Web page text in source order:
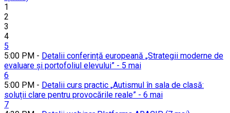
1
2
3
4
5
5:00 PM - Detalii conferință europeană „Strategii moderne de
evaluare și portofoliul elevului” - 5 mai
6
5:00 PM - Detalii curs practic „Autismul în sala de clasă:
soluții clare pentru provocările reale” - 6 mai
7